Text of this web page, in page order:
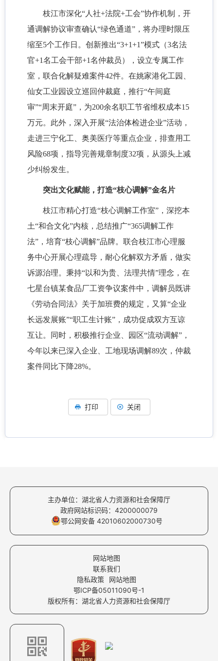
枝江市深化“人社+法院+工会”协作机制，开
通调解协议审查确认“绿色通道”，将办理时限压
缩至5个工作日。创新推出“3+1+1”模式（3名法
官+1名工会干部+1名仲裁员），设立专属工作
室，联合化解疑难案件42件。在姚家港化工园、
仙女工业园设立巡回仲裁庭，推行“午间庭
审”“周末开庭”，为200余名职工节省维权成本15
万元。此外，深入开展“法治体检进企业”活动，
走进三宁化工、奥美医疗等重点企业，排查用工
风险68项，指导完善规章制度32项，从源头上减
少纠纷发生。
突出文化赋能，打造“枝心调解”金名片
枝江市精心打造“枝心调解工作室”，深挖本
土“和合文化”内核，总结推广“365调解工作
法”，培育“枝心调解”品牌。联合枝江市心理服
务中心开展心理疏导，耐心化解双方矛盾，做实
诉源治理。秉持“以和为贵、法理共情”理念，在
七星台镇某食品厂工资争议案件中，调解员既讲
《劳动合同法》关于加班费的规定，又算“企业
长远发展账”“职工生计账”，成功促成双方互谅
互让。同时，积极推行企业、园区“流动调解”，
今年以来已深入企业、工地现场调解89次，仲裁
案件同比下降28%。
打印 关闭
主办单位：湖北省人力资源和社会保障厅
政府网站标识码：4200000079
鄂公网安备 42010602000730号
网站地图
联系我们
隐私政策
网站地图
鄂ICP备05011090号-1
版权所有：湖北省人力资源和社会保障厅